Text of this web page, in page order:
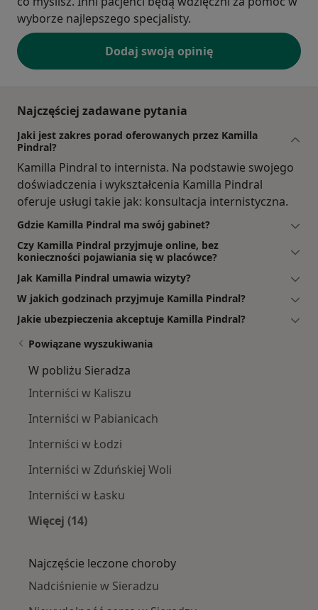
wyborze najlepszego specjalisty.
Dodaj swoją opinię
Najczęściej zadawane pytania
Jaki jest zakres porad oferowanych przez Kamilla
Pindral?
Kamilla Pindral to internista. Na podstawie swojego
doświadczenia i wykształcenia Kamilla Pindral
oferuje usługi takie jak: konsultacja internistyczna.
Gdzie Kamilla Pindral ma swój gabinet?
Czy Kamilla Pindral przyjmuje online, bez
konieczności pojawiania się w placówce?
Jak Kamilla Pindral umawia wizyty?
W jakich godzinach przyjmuje Kamilla Pindral?
Jakie ubezpieczenia akceptuje Kamilla Pindral?
Powiązane wyszukiwania
W pobliżu Sieradza
Interniści w Kaliszu
Interniści w Pabianicach
Interniści w Łodzi
Interniści w Zduńskiej Woli
Interniści w Łasku
Więcej (14)
Najczęście leczone choroby
Nadciśnienie w Sieradzu